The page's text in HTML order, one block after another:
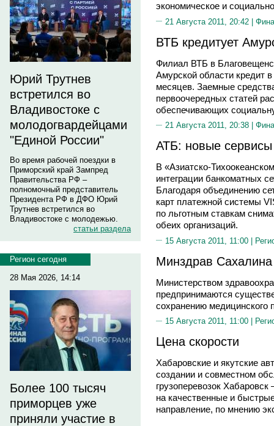
Юрий Трутнев
встретился во
Владивостоке с
молодогвардейцами
"Единой России"
Во время рабочей поездки в
Приморский край Зампред
Правительства РФ –
полномочный представитель
Президента РФ в ДФО Юрий
Трутнев встретился во
Владивостоке с молодежью.
статьи раздела
Регион сегодня
28 Мая 2026, 14:14
Более 100 тысяч
приморцев уже
приняли участие в
экономическое и
21 Августа 2011, 20:42 |
ВТБ кредитует
Филиал ВТБ в
Амурской области кредит
месяцев. Заемные
первоочередных статей
обеспечивающих
21 Августа 2011, 20:38 |
АТБ: новые
В «Азиатско-
интеграции банкоматных
Благодаря объединению
карт платежной системы
по льготным ставкам
обеих организаций.
15 Августа 2011, 11:00 |
Минздрав Сахалина
Министерством
предпринимаются
сохранению медицинского
15 Августа 2011, 11:00 |
Цена скорости
Хабаровские и якутские
создании и совместном
грузоперевозок
на качественные и
направление, по мнению